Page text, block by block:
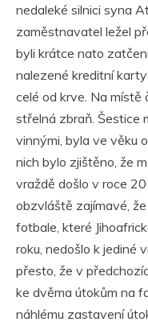
nedaleké silnici syna
zaměstnavatel ležel
byli krátce nato
nalezené kreditní
celé od krve. Na místě
střelná zbraň. Šestice
vinnými, byla ve věku
nich bylo zjištěno, že
vraždě došlo v roce
obzvláště zajímavé,
fotbale, které
roku, nedošlo k jediné
přesto, že v
ke dvěma útokům na
náhlému zastavení